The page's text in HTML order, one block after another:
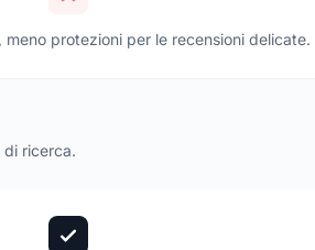
meno protezioni per le recensioni delicate.
ricerca.